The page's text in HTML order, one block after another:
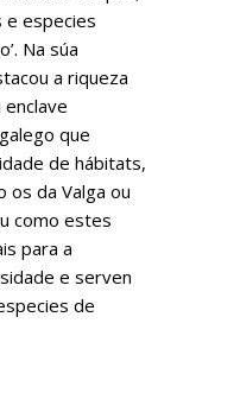
e especies
Na súa
a riqueza
que
de hábitats,
os da Valga ou
como estes
para a
e serven
de